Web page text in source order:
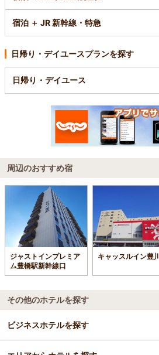
宿泊 ＋ JR 新幹線・特急
日帰り・デイユースプランを探す
日帰り・デイユース
周辺のおすすめ宿
ジャストインプレミア
ム豊橋駅新幹線口
キャッスルイン豊川
その他のホテルを探す
ビジネスホテルを探す